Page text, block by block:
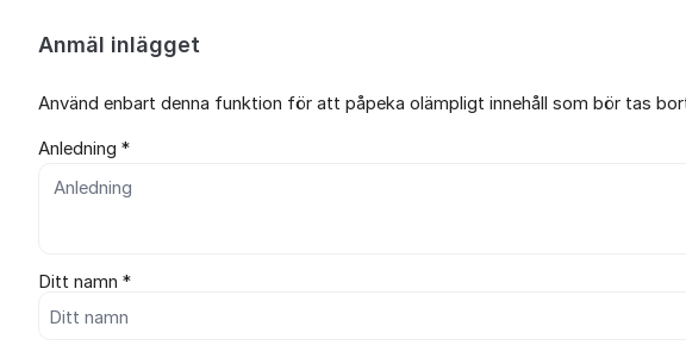
Anmäl inlägget
Använd enbart denna funktion för att påpeka olämpligt innehåll som bör tas
Anledning *
Ditt namn *